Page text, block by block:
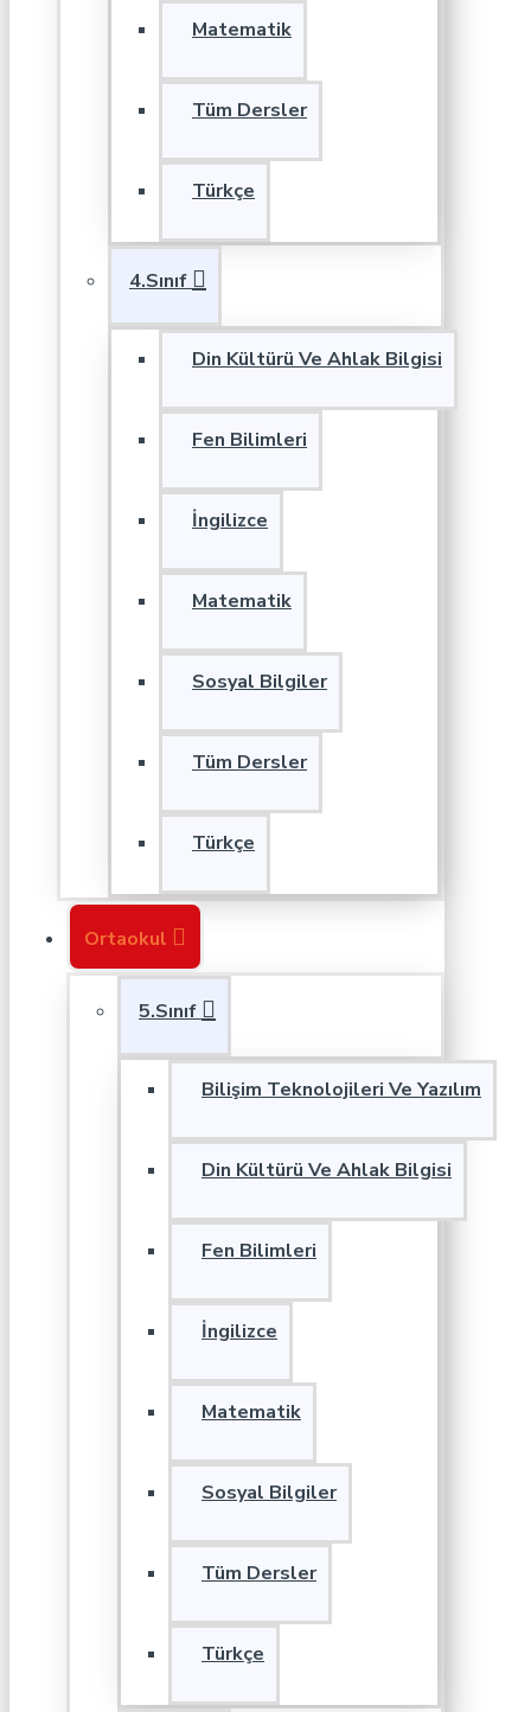
Matematik
Tüm Dersler
Türkçe
4.Sınıf
Din Kültürü Ve Ahlak Bilgisi
Fen Bilimleri
İngilizce
Matematik
Sosyal Bilgiler
Tüm Dersler
Türkçe
Ortaokul
5.Sınıf
Bilişim Teknolojileri Ve Yazılım
Din Kültürü Ve Ahlak Bilgisi
Fen Bilimleri
İngilizce
Matematik
Sosyal Bilgiler
Tüm Dersler
Türkçe